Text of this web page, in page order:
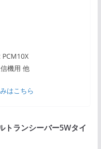
PCM10X
機用 他
はこちら
トランシーバー5Wタイ